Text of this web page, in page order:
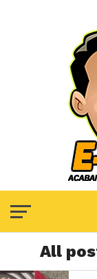
All